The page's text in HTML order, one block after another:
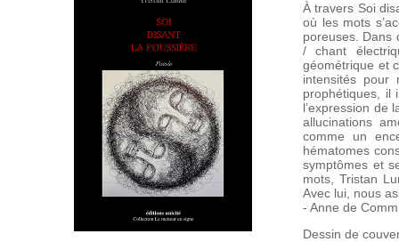
À travers Soi
où les mots
poreuses. Dans
/ chant
géométrique et
intensités pour
prophétiques, il
l’expression de
allucinations
comme un
hématomes
symptômes et
mots, Tristan
Avec lui, nous
- Anne de
Dessin de